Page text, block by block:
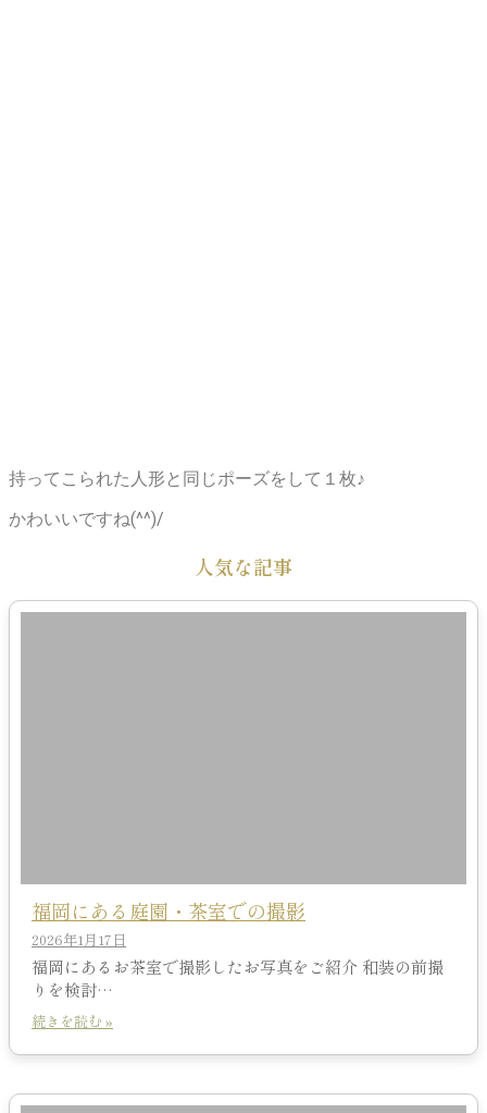
持ってこられた人形と同じポーズをして１枚♪
かわいいですね(^^)/
人気な記事
福岡にある庭園・茶室での撮影
2026年1月17日
福岡にあるお茶室で撮影したお写真をご紹介 和装の前撮
りを検討…
続きを読む »